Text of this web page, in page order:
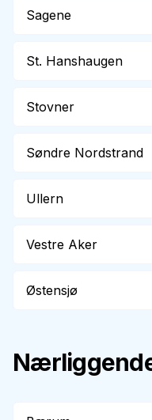
Sagene
St. Hanshaugen
Stovner
Søndre Nordstrand
Ullern
Vestre Aker
Østensjø